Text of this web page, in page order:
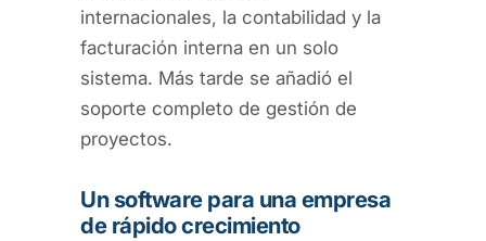
internacionales, la contabilidad y la
facturación interna en un solo
sistema. Más tarde se añadió el
soporte completo de gestión de
proyectos.
Un software para una empresa
de rápido crecimiento